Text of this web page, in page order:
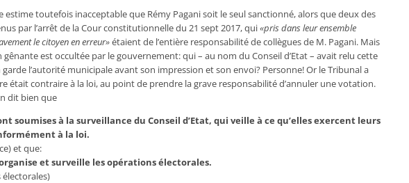
estime toutefois inacceptable que Rémy Pagani soit le seul sanctionné, alors que deux des
par l’arrêtdela Cour constitutionnelle du 21 sept 2017, qui«pris dans leur ensemble
le citoyen en erreur»étaientdel’entière responsabilitédecollèguesdeM. Pagani. Mais
est occultée par le gouvernement: qui – au nom du Conseil d’Etat – avait relu cette
l’autorité municipale avant son impression et son envoi? Personne! Or le Tribunal a
était contraire à la loi, au pointdeprendre la grave responsabilité d’annuler une votation.
dit bien que
soumises à la surveillance du Conseil d’Etat, qui veille à ce qu’elles exercent leurs
à la loi.
et que:
organise et surveille les opérations électorales.